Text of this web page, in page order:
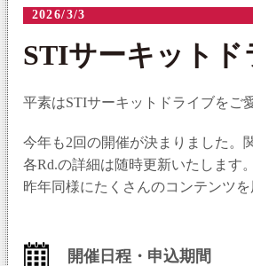
2026/3/3
STIサーキットド
平素はSTIサーキットドライブをご
今年も2回の開催が決まりました。
各Rd.の詳細は随時更新いたします。
昨年同様にたくさんのコンテンツ
開催日程・申込期間